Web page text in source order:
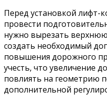
Перед установкой лифт-
провести
нужно вырезать
создать необходимый
повышения дорожного
учесть, что увеличение
повлиять на геометрию
дополнительной